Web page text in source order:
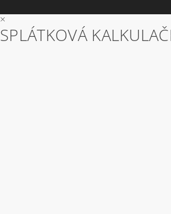
×
SPLÁTKOVÁ